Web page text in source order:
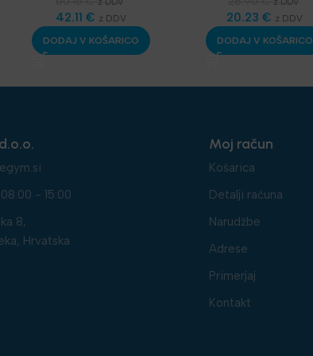
klube,Smitt, Kletke,
Nosileci, Najnovejša
z DDV
42.11 € z DDV
DODAJ V KOŠARICO
trening,Aerobika in
Joga , Najnovejša
z DDV
20.23€ z DDV
DODAJ V KOŠARICO
- 15:00
8,
Hrvatska
Moj račun
Košarica
Detalji računa
Narudžbe
Adrese
Primerjaj
Kontakt